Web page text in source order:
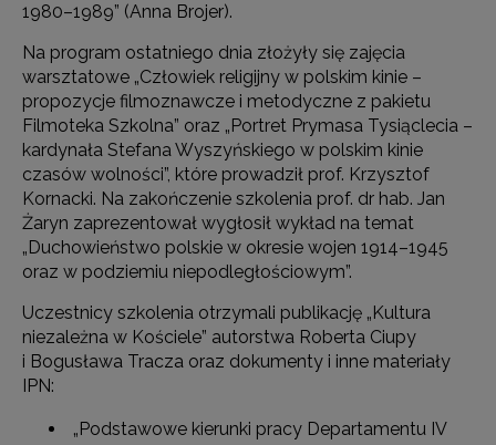
1980–1989” (Anna Brojer).
Na program ostatniego dnia złożyły się zajęcia
warsztatowe „Człowiek religijny w polskim kinie –
propozycje filmoznawcze i metodyczne z pakietu
Filmoteka Szkolna” oraz „Portret Prymasa Tysiąclecia –
kardynała Stefana Wyszyńskiego w polskim kinie
czasów wolności”, które prowadził prof. Krzysztof
Kornacki. Na zakończenie szkolenia prof. dr hab. Jan
Żaryn zaprezentował wygłosił wykład na temat
„Duchowieństwo polskie w okresie wojen 1914–1945
oraz w podziemiu niepodległościowym”.
Uczestnicy szkolenia otrzymali publikację „Kultura
niezależna w Kościele” autorstwa Roberta Ciupy
i Bogusława Tracza oraz dokumenty i inne materiały
IPN:
„Podstawowe kierunki pracy Departamentu IV